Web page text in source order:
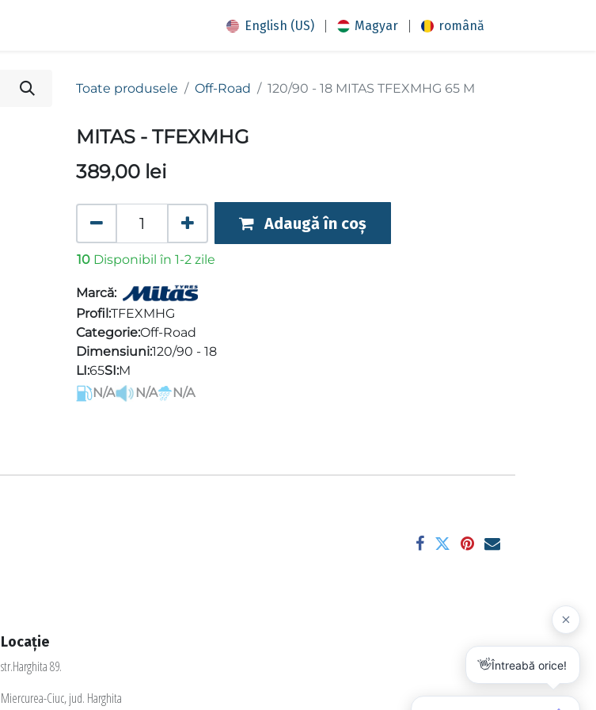
English (US) | Magyar | română
Toate produsele Off-Road 120/90 - 18 MITAS TFEXMHG 65 M
MITAS - TFEXMHG
389,00 lei
Adaugă în coș
10 Disponibil în 1-2 zile
Marcă:
Profil:TFEXMHG
Categorie:Off-Road
Dimensiuni:120/90 - 18
LI:65SI:M
N/A
N/A N/A
Locație
str.Harghita 89.
Miercurea-Ciuc, jud. Harghita